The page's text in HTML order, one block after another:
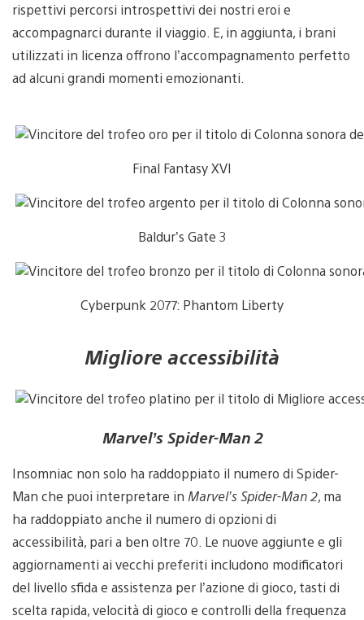
rispettivi percorsi introspettivi dei nostri eroi e
accompagnarci durante il viaggio. E, in aggiunta, i brani
utilizzati in licenza offrono l’accompagnamento perfetto
ad alcuni grandi momenti emozionanti.
Final Fantasy XVI
Baldur’s Gate 3
Cyberpunk 2077: Phantom Liberty
Migliore accessibilità
Marvel’s Spider-Man 2
Insomniac non solo ha raddoppiato il numero di Spider-
Man che puoi interpretare in Marvel’s Spider-Man 2, ma
ha raddoppiato anche il numero di opzioni di
accessibilità, pari a ben oltre 70. Le nuove aggiunte e gli
aggiornamenti ai vecchi preferiti includono modificatori
del livello sfida e assistenza per l’azione di gioco, tasti di
scelta rapida, velocità di gioco e controlli della frequenza